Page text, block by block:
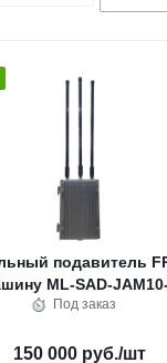
подавитель
ML-SAD-
Под заказ
150 000 руб./шт